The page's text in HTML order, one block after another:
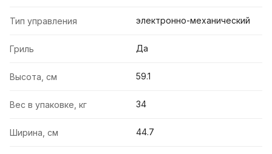
Тип управления электронно-механический
Гриль Да
Высота, см 59.1
Вес в упаковке, кг 34
Ширина, см 44.7